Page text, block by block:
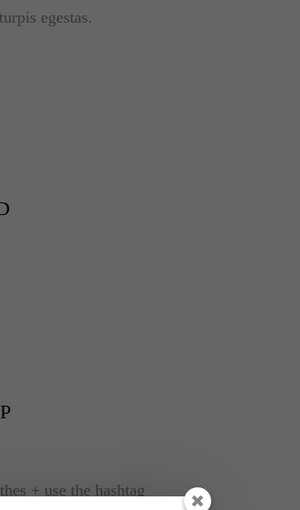
egestas.
+ use the hashtag